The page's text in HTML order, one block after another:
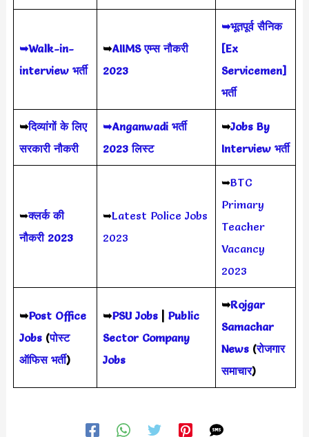
➥Walk-in-
interview भर्ती
➥AIIMS एम्स नौकरी
2023
➥भूतपूर्व सैनिक
[Ex
Servicemen]
भर्ती
➥दिव्यांगों के लिए
सरकारी नौकरी
➥Anganwadi भर्ती
2023 लिस्ट
➥Jobs By
Interview भर्ती
➥क्लर्क की
नौकरी 2023
➥Latest Police Jobs
2023
➥BTC
Primary
Teacher
Vacancy
2023
➥Post Office
Jobs(पोस्ट
ऑफिस भर्ती)
➥PSU Jobs| Public
Sector Company
Jobs
➥Rojgar
Samachar
News(रोजगार
समाचार)